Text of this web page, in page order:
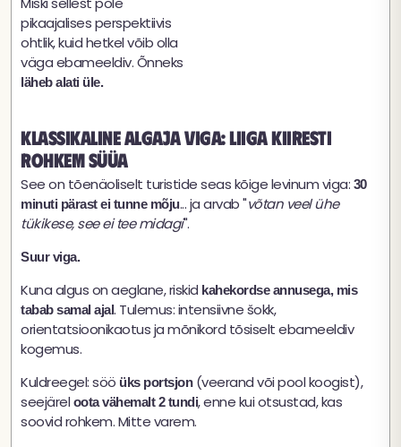
pikaajalises perspektiivis
ohtlik, kuid hetkel võib olla
väga ebameeldiv. Õnneks
läheb alati üle.
Klassikaline algaja viga: liiga kiiresti
rohkem süüa
See on tõenäoliselt turistide seas kõige levinum viga: 30
minuti pärast ei tunne mõju... ja arvab "võtan veel ühe
tükikese, see ei tee midagi".
Suur viga.
Kuna algus on aeglane, riskid kahekordse annusega, mis
tabab samal ajal. Tulemus: intensiivne šokk,
orientatsioonikaotus ja mõnikord tõsiselt ebameeldiv
kogemus.
Kuldreegel: söö üks portsjon(veerand või pool koogist),
seejärel oota vähemalt 2 tundi, enne kui otsustad, kas
soovid rohkem. Mitte varem.